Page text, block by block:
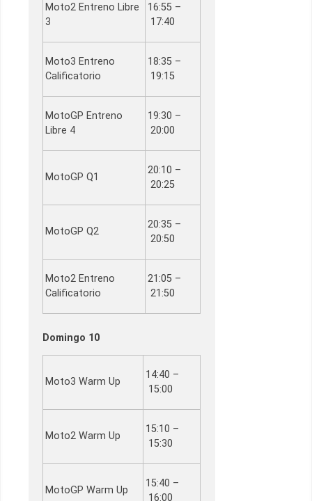
Moto2 Entreno Libre
3
16:55 –
17:40
Moto3 Entreno
Calificatorio
18:35 –
19:15
MotoGP Entreno
Libre 4
19:30 –
20:00
MotoGP Q1
20:10 –
20:25
MotoGP Q2
20:35 –
20:50
Moto2 Entreno
Calificatorio
21:05 –
21:50
Domingo 10
Moto3 Warm Up
14:40 –
15:00
Moto2 Warm Up
15:10 –
15:30
MotoGP Warm Up
15:40 –
16:00